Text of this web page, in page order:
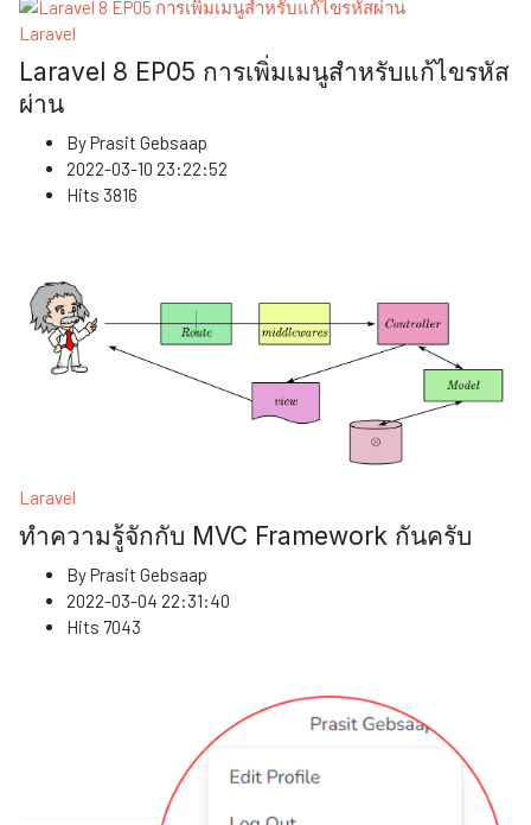
Laravel
Laravel 8 EP05 การเพิ่มเมนูสำหรับแก้ไขรหัส
ผ่าน
ByPrasit Gebsaap
2022-03-10 23:22:52
Hits 3816
Laravel
ทำความรู้จักกับ MVC Framework กันครับ
ByPrasit Gebsaap
2022-03-04 22:31:40
Hits 7043